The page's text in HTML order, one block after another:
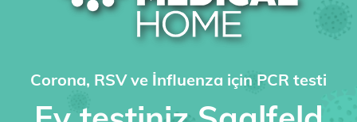
Corona, RSV ve İnfluenza için PCR testi